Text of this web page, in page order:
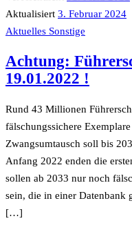
Aktualisiert 3. Februar 2024
Aktuelles Sonstige
Achtung:
19.01.2022 !
Rund 43 Millionen
fälschungssichere
Zwangsumtausch soll bis
Anfang 2022 enden die
sollen ab 2033 nur noch
sein, die in einer Datenbank
[…]